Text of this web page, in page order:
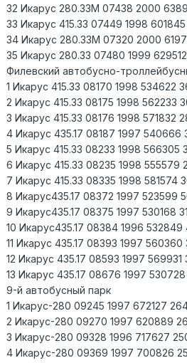
32 Икарус 280.33М 07438 2000
33 Икарус 415.33 07449 1998
34 Икарус 280.33М 07320 2000
35 Икарус 280.33 07480 1999
Филевский автобусно-
1 Икарус 415.33 08170 1998 534622
2 Икарус 415.33 08175 1998 562233
3 Икарус 415.33 08176 1998 571832
4 Икарус 435.17 08187 1997
5 Икарус 415.33 08233 1998 566305
6 Икарус 415.33 08235 1998 555579
7 Икарус 415.33 08335 1998 581574
8 Икарус435.17 08372 1997 523599
9 Икарус435.17 08375 1997 530168
10 Икарус435.17 08384 1996
11 Икарус 435.17 08393 1997
12 Икарус 435.17 08593 1997
13 Икарус 435.17 08676 1997
9-й автобусный парк
1 Икарус-280 09245 1997 672127
2 Икарус-280 09270 1997 620889
3 Икарус-280 09328 1996 717627
4 Икарус-280 09369 1997 700826